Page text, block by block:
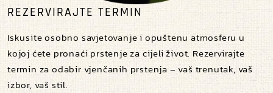
REZERVIRAJTE TERMIN
Iskusite osobno savjetovanje i opuštenu atmosferu u
kojoj ćete pronaći prstenje za cijeli život. Rezervirajte
termin za odabir vjenčanih prstenja – vaš trenutak, vaš
izbor, vaš stil.